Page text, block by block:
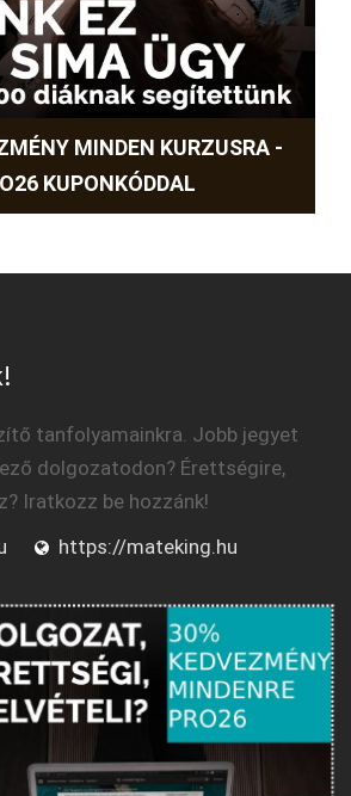
MINDEN KURZUSRA -
KUPONKÓDDAL
tanfolyamainkra. Jobb jegyet
dolgozatodon? Érettségire,
Iratkozz be hozzánk!
https://mateking.hu